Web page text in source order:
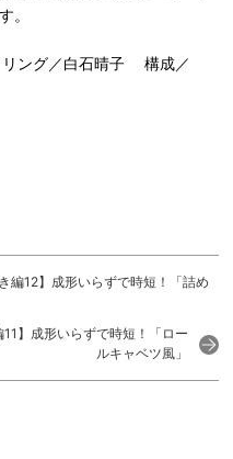
。
ング／白石晴子 構成／
編12】成形いらずで時短！「詰め
】成形いらずで時短！「ロー
ルキャベツ風」